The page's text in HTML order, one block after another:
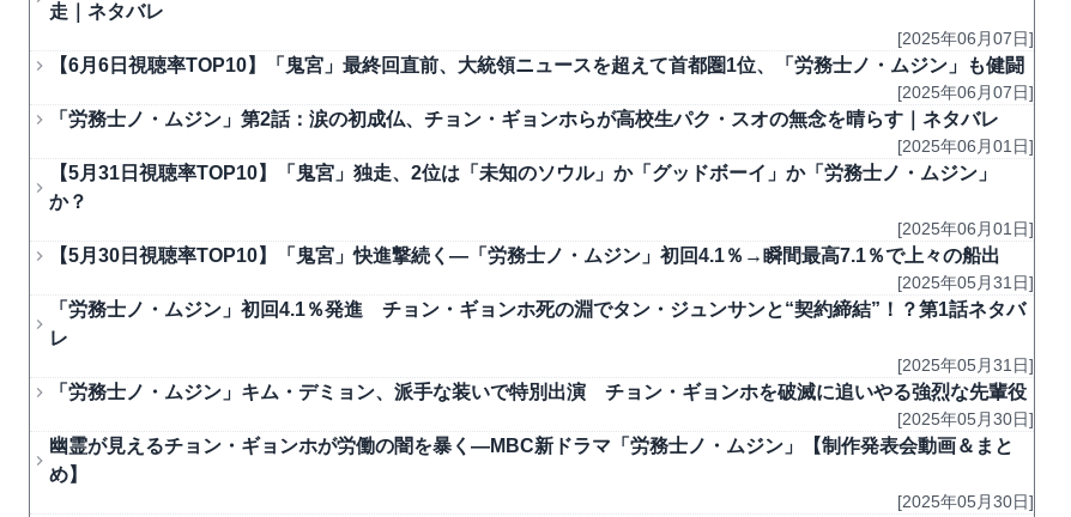
走｜ネタバレ
[2025年06月07日]
【6月6日視聴率TOP10】「鬼宮」最終回直前、大統領ニュースを超えて首都圏1位、「労務士ノ・ムジン」も健闘
[2025年06月07日]
「労務士ノ・ムジン」第2話：涙の初成仏、チョン・ギョンホらが高校生パク・スオの無念を晴らす｜ネタバレ
[2025年06月01日]
【5月31日視聴率TOP10】「鬼宮」独走、2位は「未知のソウル」か「グッドボーイ」か「労務士ノ・ムジン」
か？
[2025年06月01日]
【5月30日視聴率TOP10】「鬼宮」快進撃続く―「労務士ノ・ムジン」初回4.1％→瞬間最高7.1％で上々の船出
[2025年05月31日]
「労務士ノ・ムジン」初回4.1％発進 チョン・ギョンホ死の淵でタン・ジュンサンと“契約締結”！？第1話ネタバ
レ
[2025年05月31日]
「労務士ノ・ムジン」キム・デミョン、派手な装いで特別出演 チョン・ギョンホを破滅に追いやる強烈な先輩役
[2025年05月30日]
幽霊が見えるチョン・ギョンホが労働の闇を暴く―MBC新ドラマ「労務士ノ・ムジン」【制作発表会動画＆まと
め】
[2025年05月30日]